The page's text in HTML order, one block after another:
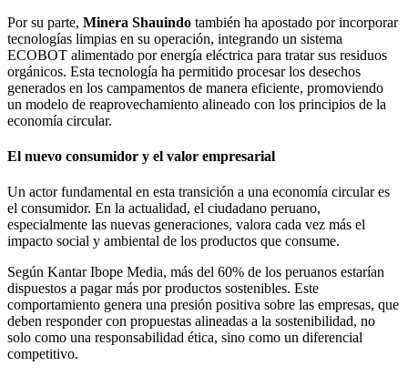
Por su parte, Minera Shauindo también ha apostado por incorporar
tecnologías limpias en su operación, integrando un sistema
ECOBOT alimentado por energía eléctrica para tratar sus residuos
orgánicos. Esta tecnología ha permitido procesar los desechos
generados en los campamentos de manera eficiente, promoviendo
un modelo de reaprovechamiento alineado con los principios de la
economía circular.
El nuevo consumidor y el valor empresarial
Un actor fundamental en esta transición a una economía circular es
el consumidor. En la actualidad, el ciudadano peruano,
especialmente las nuevas generaciones, valora cada vez más el
impacto social y ambiental de los productos que consume.
Según Kantar Ibope Media, más del 60% de los peruanos estarían
dispuestos a pagar más por productos sostenibles. Este
comportamiento genera una presión positiva sobre las empresas, que
deben responder con propuestas alineadas a la sostenibilidad, no
solo como una responsabilidad ética, sino como un diferencial
competitivo.